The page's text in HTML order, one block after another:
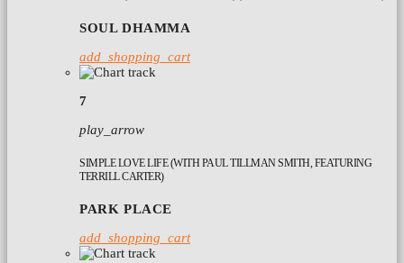
SOUL DHAMMA
add_shopping_cart
7
play_arrow
SIMPLE LOVE LIFE (WITH PAUL TILLMAN SMITH, FEATURING
TERRILL CARTER)
PARK PLACE
add_shopping_cart